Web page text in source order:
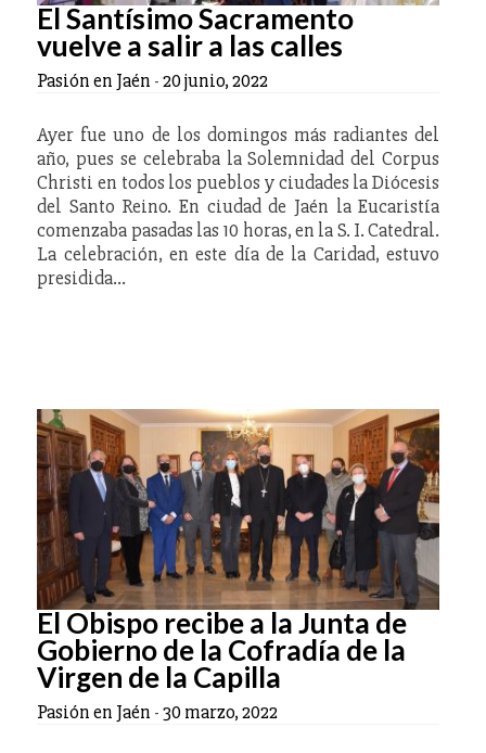
El Santísimo Sacramento
vuelve a salir a las calles
Pasión en Jaén -20 junio, 2022
Ayer fue uno de los domingos más radiantes del
año, pues se celebraba la Solemnidad del Corpus
Christi en todos los pueblos y ciudades la Diócesis
del Santo Reino. En ciudad de Jaén la Eucaristía
comenzaba pasadas las 10 horas, en la S. I. Catedral.
La celebración, en este día de la Caridad, estuvo
presidida…
El Obispo recibe a la Junta de
Gobierno de la Cofradía de la
Virgen de la Capilla
Pasión en Jaén -30 marzo, 2022